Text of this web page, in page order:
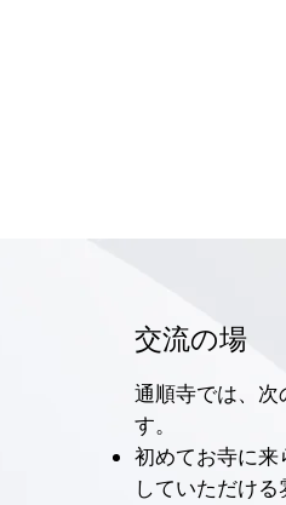
交流の場
通順寺では、次
す。
初めてお寺に
していただける